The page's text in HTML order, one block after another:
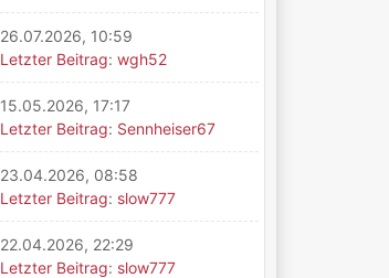
26.07.2026, 10:59
Letzter Beitrag: wgh52
15.05.2026, 17:17
Letzter Beitrag: Sennheiser67
23.04.2026, 08:58
Letzter Beitrag: slow777
22.04.2026, 22:29
Letzter Beitrag: slow777